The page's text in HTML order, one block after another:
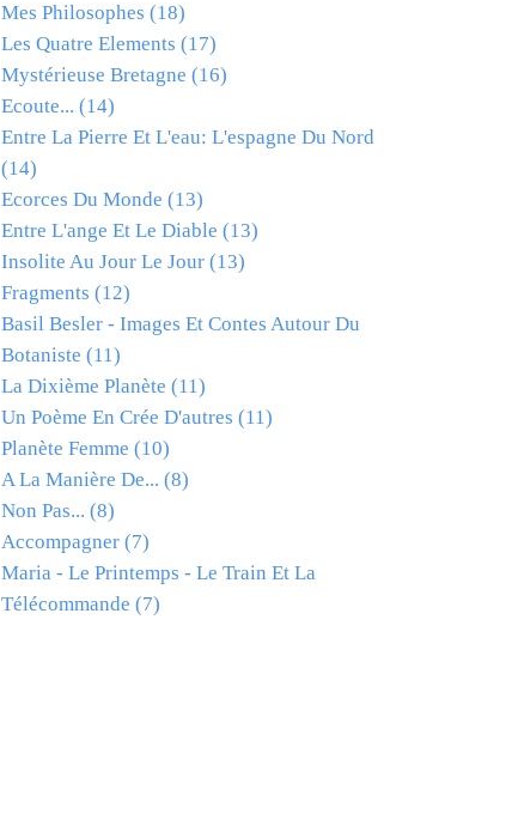
Mes Philosophes (18)
Les Quatre Elements (17)
Mystérieuse Bretagne (16)
Ecoute... (14)
Entre La Pierre Et L'eau: L'espagne Du Nord
(14)
Ecorces Du Monde (13)
Entre L'ange Et Le Diable (13)
Insolite Au Jour Le Jour (13)
Fragments (12)
Basil Besler - Images Et Contes Autour Du
Botaniste (11)
La Dixième Planète (11)
Un Poème En Crée D'autres (11)
Planète Femme (10)
A La Manière De... (8)
Non Pas... (8)
Accompagner (7)
Maria - Le Printemps - Le Train Et La
Télécommande (7)